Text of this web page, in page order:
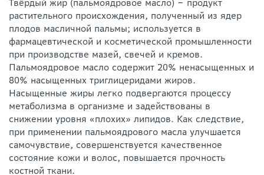
Твёрдый жир (пальмоядровое масло) ‒ продукт
растительного происхождения, полученный из ядер
плодов масличной пальмы; используется в
фармацевтической и косметической промышленности
при производстве мазей, свечей и кремов.
Пальмоядровое масло содержит 20% ненасыщенных и
80% насыщенных триглицеридами жиров.
Насыщенные жиры легко подвергаются процессу
метаболизма в организме и задействованы в
снижении уровня «плохих» липидов. Как следствие,
при применении пальмоядрового масла улучшается
самочувствие, совершенствуется качественное
состояние кожи и волос, повышается прочность
костной ткани.